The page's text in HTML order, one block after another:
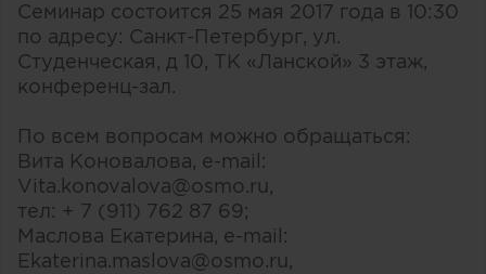
Семинар состоится 25 мая 2017 года в 10:30
по адресу: Санкт-Петербург, ул.
Студенческая, д 10, ТК «Ланской» 3 этаж,
конференц-зал.
По всем вопросам можно обращаться:
Вита Коновалова, e-mail:
Vita.konovalova@osmo.ru,
тел: + 7 (911) 762 87 69;
Маслова Екатерина, e-mail:
Ekaterina.maslova@osmo.ru,